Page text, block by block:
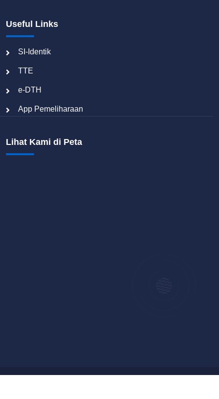
Useful Links
SI-Identik
TTE
e-DTH
App Pemeliharaan
Lihat Kami di Peta